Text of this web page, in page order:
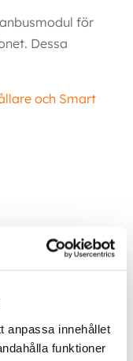
anpassa innehållet
funktioner
för
Dessa
och Smart